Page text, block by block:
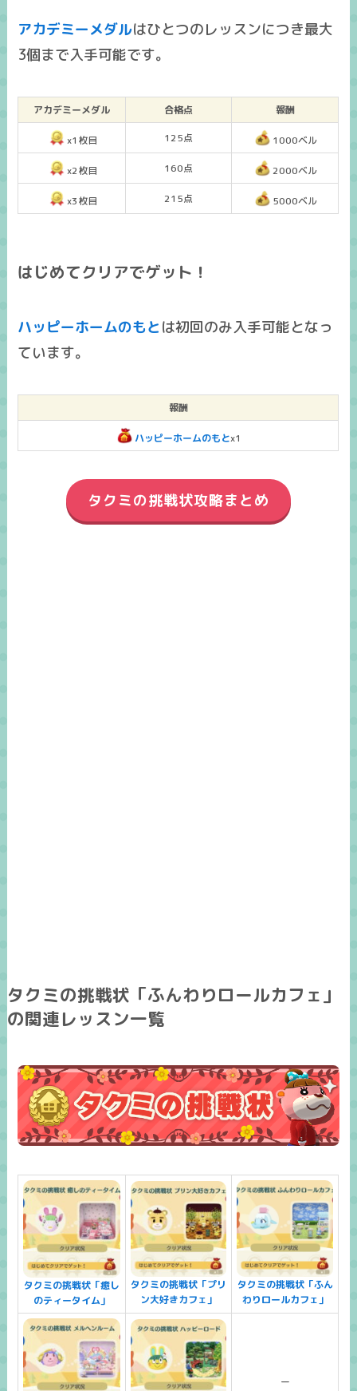
アカデミーメダルはひとつのレッスンにつき最大
3個まで入手可能です。
アカデミーメダル 合格点 報酬
x1枚目 125点 1000ベル
x2枚目 160点 2000ベル
x3枚目 215点 5000ベル
はじめてクリアでゲット！
ハッピーホームのもと は初回のみ入手可能となっ
ています。
報酬
ハッピーホームのもとx1
タクミの挑戦状攻略まとめ
タクミの挑戦状「ふんわりロールカフェ」
の関連レッスン一覧
タクミの挑戦状「癒し
のティータイム」
タクミの挑戦状「プリ
ン大好きカフェ」
タクミの挑戦状「ふん
わりロールカフェ」
ー